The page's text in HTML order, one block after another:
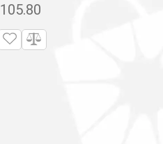
105.80